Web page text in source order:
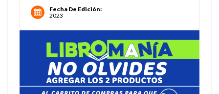
Fecha De Edición:
2023